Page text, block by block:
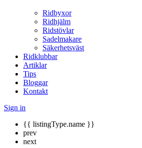
Ridbyxor
Ridhjälm
Ridstövlar
Sadelmakare
Säkerhetsväst
Ridklubbar
Artiklar
Tips
Bloggar
Kontakt
Sign in
{{ listingType.name }}
prev
next